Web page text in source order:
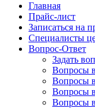
Главная
Прайс-лист
Записаться на
Специалисты
Вопрос-Ответ
Задать
Вопросы
Вопросы
Вопросы
Вопросы